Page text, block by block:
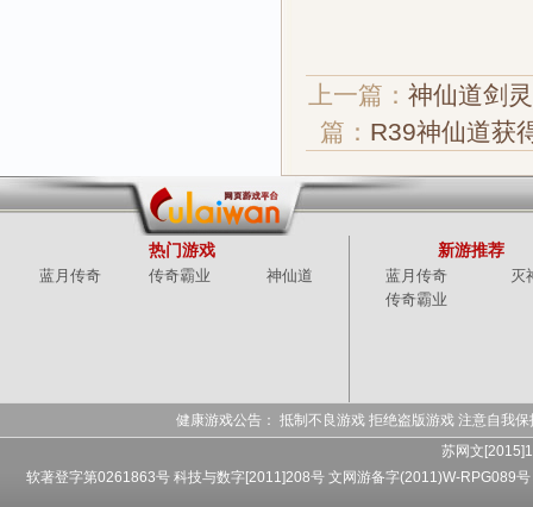
上一篇： 神仙道剑
篇： R39神仙道获
热门游戏
蓝月传奇 传奇霸业 神仙道
新游推荐
蓝月传奇
灭
传奇霸业
健康游戏公告： 抵制不良游戏 拒绝盗版游戏 注意自我
苏网文
软著登字第0261863号 科技与数字[2011]208号 文网游备字(2011)W-RPG089号